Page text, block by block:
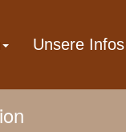
Unsere Infos